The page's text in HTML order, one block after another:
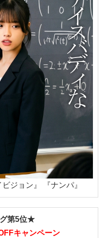
ジョン』 『ナンパ』
第5位★
キャンペーン